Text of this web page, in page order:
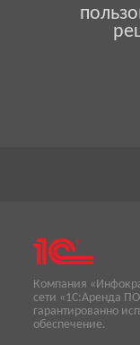
Компания
сети «1С:Аренда
гарантированно
обеспечение.